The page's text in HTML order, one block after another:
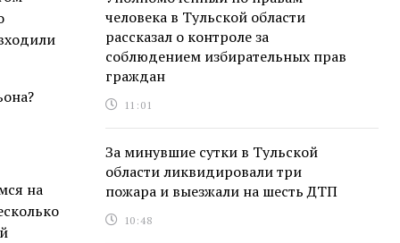
на
человека в Тульской области
рассказал о контроле за
соблюдением избирательных прав
граждан
11:01
За минувшие сутки в Тульской
области ликвидировали три
пожара и выезжали на шесть ДТП
10:48